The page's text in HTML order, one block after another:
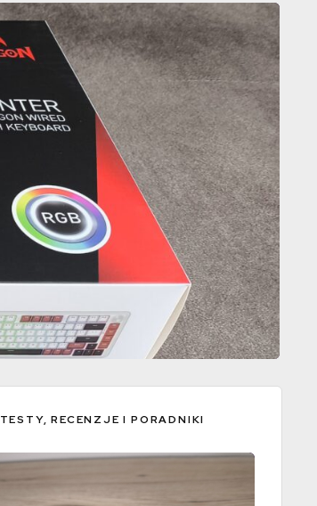
TESTY, RECENZJE I PORADNIKI